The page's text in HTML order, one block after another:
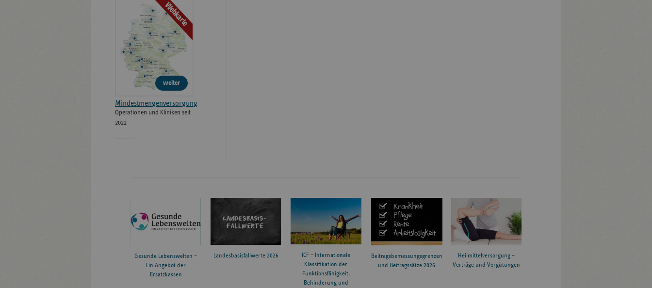
Webkarte
weiter
Mindestmengenversorgung
Operationen und Kliniken seit
2022
Gesunde Lebenswelten –
Ein Angebot der
Ersatzkassen
Landesbasisfallwerte 2026
ICF – Internationale
Klassifikation der
Funktionsfähigkeit,
Behinderung und
Beitragsbemessungsgrenzen
und Beitragssätze 2026
Heilmittelversorgung –
Verträge und Vergütungen